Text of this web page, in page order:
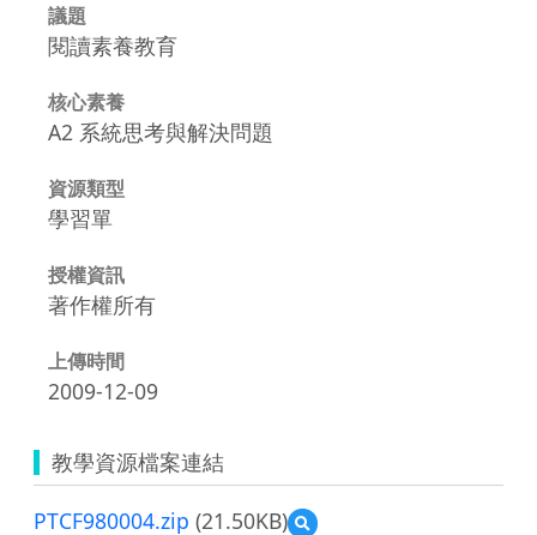
議題
閱讀素養教育
核心素養
A2 系統思考與解決問題
資源類型
學習單
授權資訊
著作權所有
上傳時間
2009-12-09
教學資源檔案連結
PTCF980004.zip (21.50KB)
預